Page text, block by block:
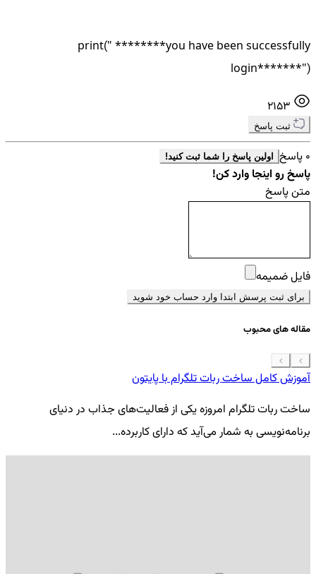
print(" ********you have been successfully
login*******")
ثبت پاسخ
0 پاسخ اولین پاسخ را شما ثبت کنید!
پاسخ رو اینجا وارد کن!
متن پاسخ
فایل ضمیمه
برای ثبت پرسش ابتدا وارد حساب خود شوید
مقاله های محبوب
آموزش کامل ساخت ربات تلگرام با پایتون
ساخت ربات تلگرام امروزه یکی از فعالیت‌های جذاب در دنیای
برنامه‌نویسی به شمار می‌آید که دارای کاربرده...